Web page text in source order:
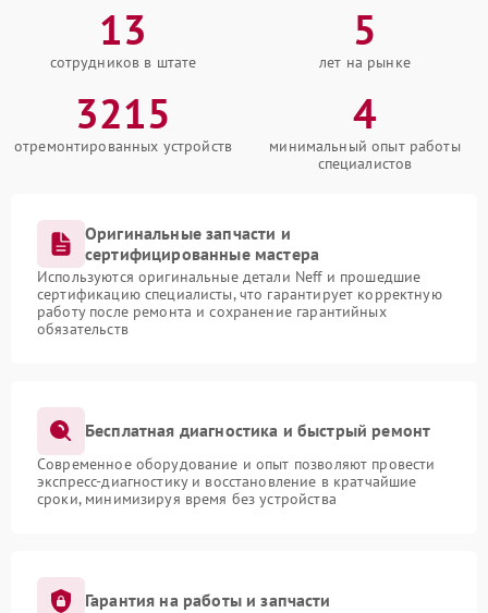
13
сотрудников в штате
5
лет на рынке
3215
отремонтированных устройств
4
минимальный опыт работы
специалистов
Оригинальные запчасти и
сертифицированные мастера
Используются оригинальные детали Neff и прошедшие
сертификацию специалисты, что гарантирует корректную
работу после ремонта и сохранение гарантийных
обязательств
Бесплатная диагностика и быстрый ремонт
Современное оборудование и опыт позволяют провести
экспресс-диагностику и восстановление в кратчайшие
сроки, минимизируя время без устройства
Гарантия на работы и запчасти